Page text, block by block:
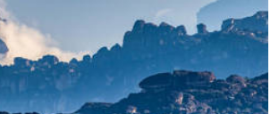
УВЕЛИЧИ